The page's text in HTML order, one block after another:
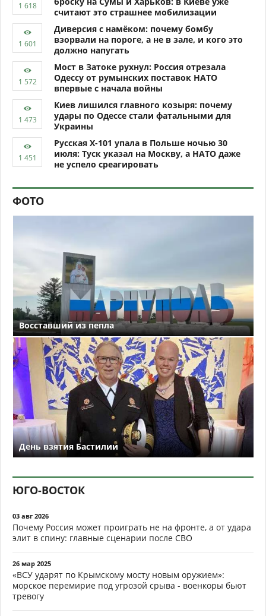
считают это страшнее мобилизации
Диверсия с намёком: почему бомбу
взорвали на пороге, а не в зале, и кого это
должно напугать
Мост в Затоке рухнул: Россия отрезала
Одессу от румынских поставок НАТО
впервые с начала войны
Киев лишился главного козыря: почему
удары по Одессе стали фатальными для
Украины
Русская Х-101 упала в Польше ночью 30
июля: Туск указал на Москву, а НАТО даже
не успело среагировать
ФОТО
Восставший из пепла
День взятия Бастилии
ЮГО-ВОСТОК
03 авг 2026
Почему Россия может проиграть не на фронте, а от удара
элит в спину: главные сценарии после СВО
26 мар 2025
«ВСУ ударят по Крымскому мосту новым оружием»:
морское перемирие под угрозой срыва - военкоры бьют
тревогу